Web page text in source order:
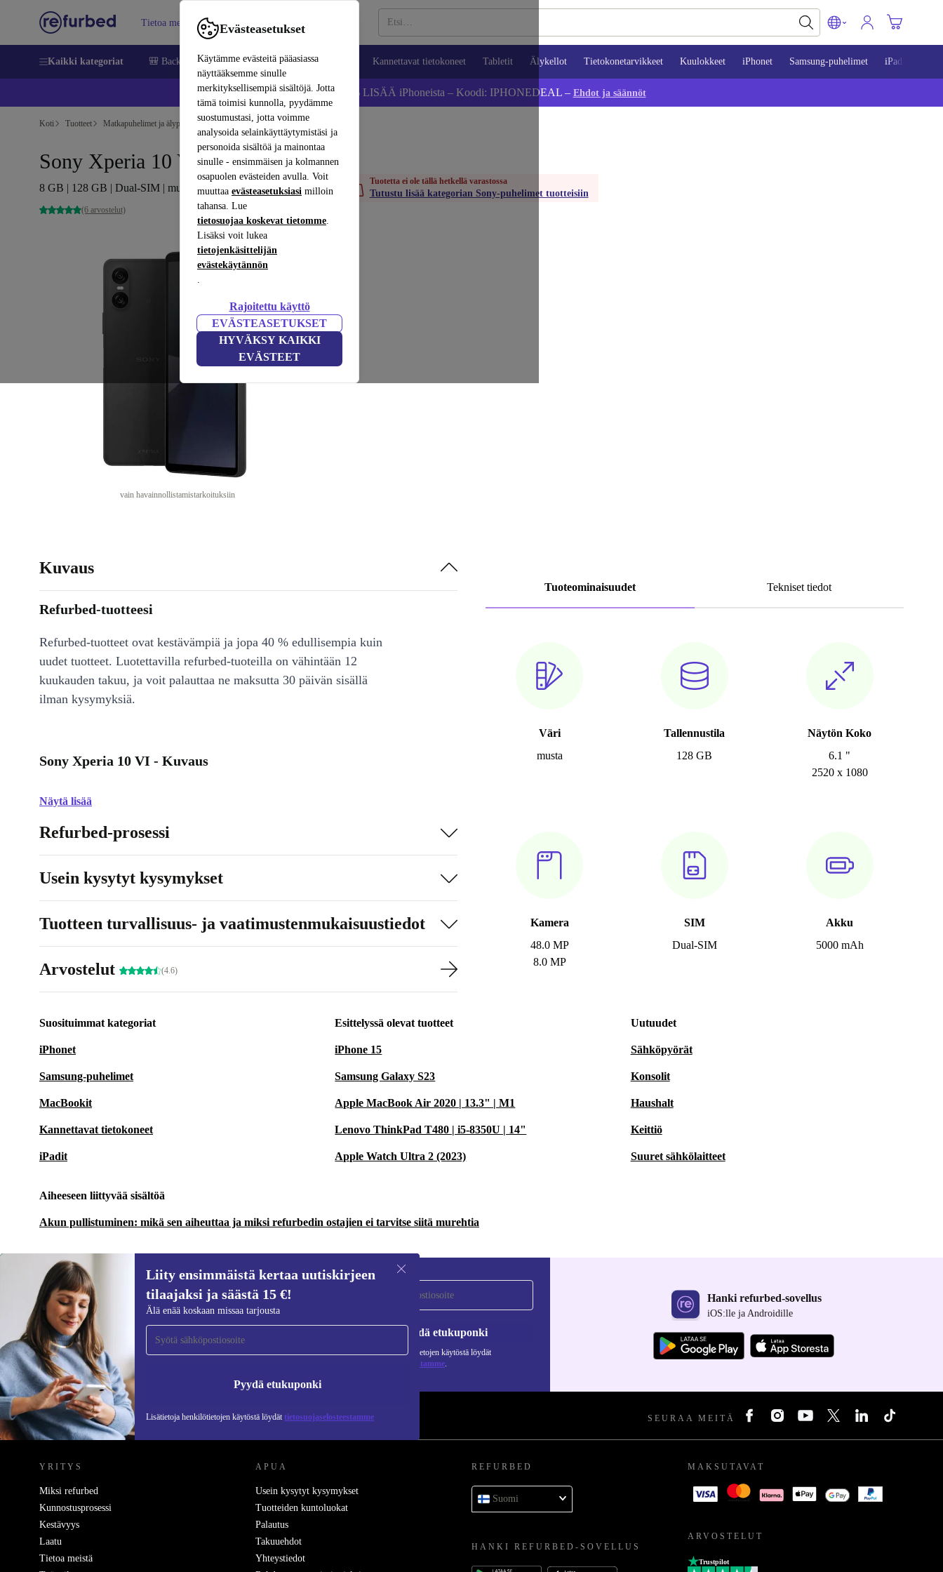
Evästeasetukset
Käytämme evästeitä pääasiassa
näyttääksemme sinulle
merkityksellisempiä sisältöjä. Jotta
tämä toimisi kunnolla, pyydämme
suostumustasi, jotta voimme
analysoida selainkäyttäytymistäsi ja
personoida sisältöä ja mainontaa
sinulle - ensimmäisen ja kolmannen
osapuolen evästeiden avulla. Voit
muuttaa evästeasetuksiasi milloin
tahansa. Lue
tietosuojaa koskevat tietomme.
Lisäksi voit lukea
tietojenkäsittelijän
evästekäytännön
.
Rajoitettu käyttö
EVÄSTEASETUKSET
HYVÄKSY KAIKKI
EVÄSTEET
Tietoa meistä Myy Apua
Kaikki kategoriat 🎒 Back to school Matkapuhelimet ja älypuhelimet Kannettavat tietokoneet Tabletit Älykellot Tietokonetarvikkeet Kuulokkeet iPhonet Samsung-puhelimet iPadit
📱 Säästä 5 % LISÄÄ iPhoneista – Koodi: IPHONEDEAL – Ehdot ja säännöt
Koti Tuotteet Matkapuhelimet ja älypuhelimet Sony-puhelimet
Sony Xperia 10 VI
8 GB | 128 GB | Dual-SIM | musta
(6 arvostelut)
vain havainnollistamistarkoituksiin
Tuotetta ei ole tällä hetkellä varastossa
Tutustu lisää kategorian Sony-puhelimet tuotteisiin
Tuoteominaisuudet Tekniset tiedot
Väri
musta
Tallennustila
128 GB
Näytön Koko
6.1 "
2520 x 1080
Kamera
48.0 MP
8.0 MP
SIM
Dual-SIM
Akku
5000 mAh
Kuvaus
Refurbed-tuotteesi
Refurbed-tuotteet ovat kestävämpiä ja jopa 40 % edullisempia kuin
uudet tuotteet. Luotettavilla refurbed-tuoteilla on vähintään 12
kuukauden takuu, ja voit palauttaa ne maksutta 30 päivän sisällä
ilman kysymyksiä.
Sony Xperia 10 VI - Kuvaus
Näytä lisää
Refurbed-prosessi
Usein kysytyt kysymykset
Tuotteen turvallisuus- ja vaatimustenmukaisuustiedot
Arvostelut (4.6)
Suosituimmat kategoriat
iPhonet
Samsung-puhelimet
MacBookit
Kannettavat tietokoneet
iPadit
Esittelyssä olevat tuotteet
iPhone 15
Samsung Galaxy S23
Apple MacBook Air 2020 | 13.3" | M1
Lenovo ThinkPad T480 | i5-8350U | 14"
Apple Watch Ultra 2 (2023)
Uutuudet
Sähköpyörät
Konsolit
Haushalt
Keittiö
Suuret sähkölaitteet
Aiheeseen liittyvää sisältöä
Akun pullistuminen: mikä sen aiheuttaa ja miksi refurbedin ostajien ei tarvitse siitä murehtia
Liity ensimmäistä kertaa uutiskirjeen
tilaajaksi ja säästä 15 €!
Älä enää koskaan missaa tarjousta
Pyydä etukuponki
Lisätietoja henkilötietojen käytöstä löydät tietosuojaselosteestamme
Liity ensimmäistä kertaa uutiskirjeen
tilaajaksi ja säästä 15 €!
Älä missaa enää yhtäkään tarjousta.
Pyydä etukuponki
Lisätietoja henkilötietojen käytöstä löydät
tietosuojaselosteestamme.
Hanki refurbed-sovellus
iOS:lle ja Androidille
REFURBED SUOMI - RETHINK NEW. SEURAA MEITÄ
YRITYS
Miksi refurbed
Kunnostusprosessi
Kestävyys
Laatu
Tietoa meistä
APUA
Usein kysytyt kysymykset
Tuotteiden kuntoluokat
Palautus
Takuuehdot
Yhteystiedot
REFURBED
Suomi
HANKI REFURBED-SOVELLUS
MAKSUTAVAT
ARVOSTELUT
Trustpilot